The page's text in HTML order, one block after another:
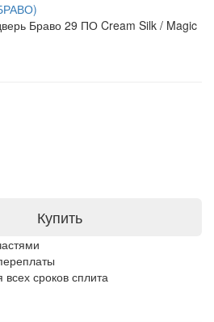
Браво 29 ПО Cream Silk / Magic
Купить
сроков сплита